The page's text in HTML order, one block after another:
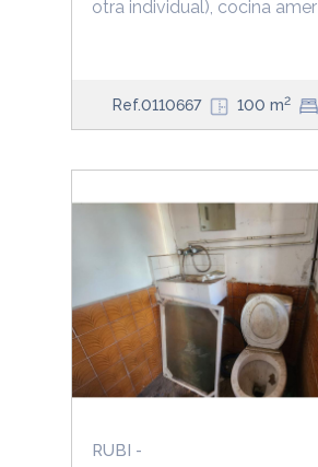
otra individual), cocina amer
Ref.0110667 100 m2
RUBI -